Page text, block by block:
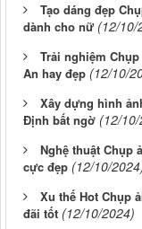
Tạo dáng đẹp
dành cho nữ (12/10/
Trải nghiệm
An hay đẹp (12/10/
Xây dựng hình
Định bất ngờ (12/
Nghệ thuật Chụp
cực đẹp (12/10/
Xu thế Hot Chụp
đãi tốt (12/10/2024)